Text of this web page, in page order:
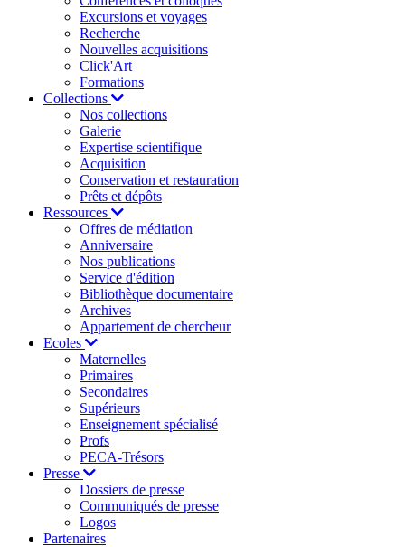
Excursions et voyages
Recherche
Nouvelles acquisitions
Click'Art
Formations
Collections
Nos collections
Galerie
Expertise scientifique
Acquisition
Conservation et restauration
Prêts et dépôts
Ressources
Offres de médiation
Anniversaire
Nos publications
Service d'édition
Bibliothèque documentaire
Archives
Appartement de chercheur
Ecoles
Maternelles
Primaires
Secondaires
Supérieurs
Enseignement spécialisé
Profs
PECA-Trésors
Presse
Dossiers de presse
Communiqués de presse
Logos
Partenaires